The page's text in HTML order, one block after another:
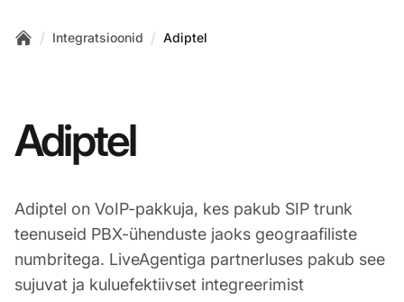
/ Integratsioonid / Adiptel
Adiptel
Adiptel on VoIP-pakkuja, kes pakub SIP trunk
teenuseid PBX-ühenduste jaoks geograafiliste
numbritega. LiveAgentiga partnerluses pakub see
sujuvat ja kuluefektiivset integreerimist